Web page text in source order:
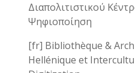
Διαπολιτιστικού
Ψηφιοποίηση
[fr] Bibliothèque &
Hellénique et